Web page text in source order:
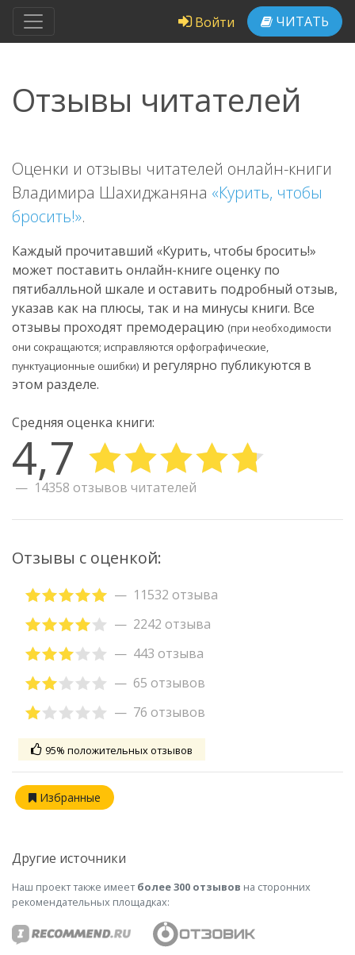
Войти ЧИТАТЬ
Отзывы читателей
Оценки и отзывы читателей онлайн-книги
Владимира Шахиджаняна «Курить, чтобы
бросить!».
Каждый прочитавший «Курить, чтобы бросить!»
может поставить онлайн-книге оценку по
пятибалльной шкале и оставить подробный отзыв,
указав как на плюсы, так и на минусы книги. Все
отзывы проходят премодерацию (при необходимости
они сокращаются; исправляются орфографические,
пунктуационные ошибки) и регулярно публикуются в
этом разделе.
Средняя оценка книги:
4,7
14358 отзывов читателей
Отзывы с оценкой:
11532 отзыва
2242 отзыва
443 отзыва
65 отзывов
76 отзывов
95% положительных отзывов
Избранные
Другие источники
Наш проект также имеетболее 300 отзывов на сторонних
рекомендательных площадках: